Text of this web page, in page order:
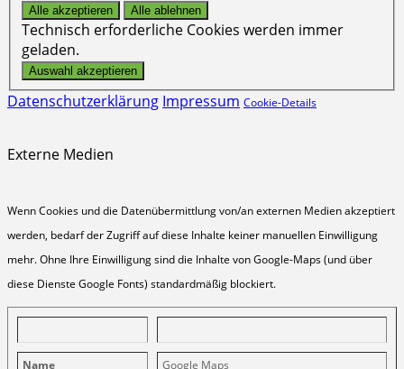
Technisch erforderliche Cookies werden immer
geladen.
Datenschutzerklärung Impressum Cookie-Details
Externe Medien
Wenn Cookies und die Datenübermittlung von/an externen Medien akzeptiert
werden, bedarf der Zugriff auf diese Inhalte keiner manuellen Einwilligung
mehr. Ohne Ihre Einwilligung sind die Inhalte von Google-Maps (und über
diese Dienste Google Fonts) standardmäßig blockiert.
Name Google Maps